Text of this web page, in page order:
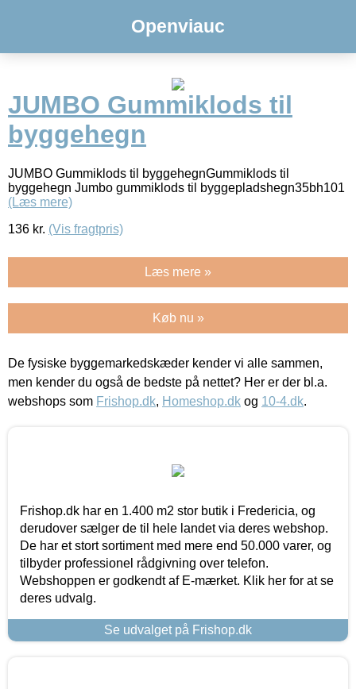
Openviauc
JUMBO Gummiklods til
byggehegn
JUMBO Gummiklods til byggehegnGummiklods til
byggehegn Jumbo gummiklods til byggepladshegn35bh101
(Læs mere)
136 kr. (Vis fragtpris)
Læs mere »
Køb nu »
De fysiske byggemarkedskæder kender vi alle sammen,
men kender du også de bedste på nettet? Her er der bl.a.
webshops som Frishop.dk, Homeshop.dk og 10-4.dk.
Frishop.dk har en 1.400 m2 stor butik i Fredericia, og
derudover sælger de til hele landet via deres webshop.
De har et stort sortiment med mere end 50.000 varer, og
tilbyder professionel rådgivning over telefon.
Webshoppen er godkendt af E-mærket. Klik her for at se
deres udvalg.
Se udvalget på Frishop.dk